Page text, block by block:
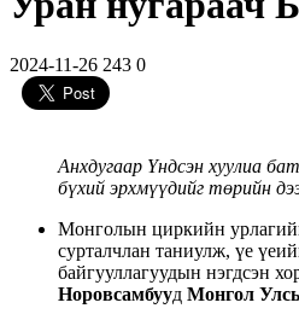
2024-11-26 243 0
Анхдугаар Үндсэн хуулиа
бүхий эрхмүүдийг төрийн
Монголын циркийн
сурталчлан таниулж, үе
байгууллагуудын нэгдсэн
Норовсамбууд Монгол